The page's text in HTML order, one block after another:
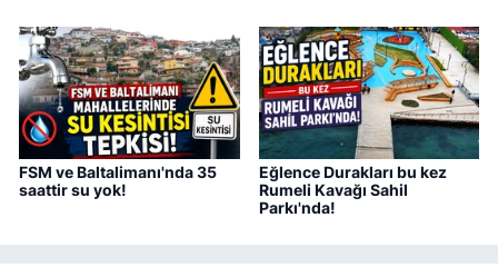
FSM ve Baltalimanı'nda 35
saattir su yok!
Eğlence Durakları bu kez
Rumeli Kavağı Sahil
Parkı'nda!